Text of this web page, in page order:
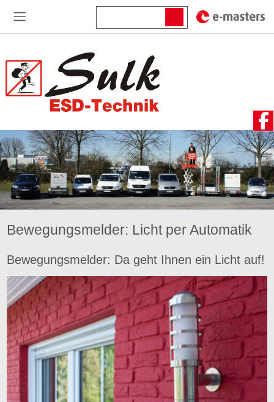
Bewegungsmelder: Licht per Automatik
Bewegungsmelder: Da geht Ihnen ein Licht auf!